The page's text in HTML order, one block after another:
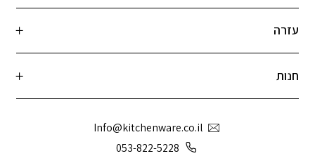
עזרה
חנות
Info@kitchenware.co.il
053-822-5228